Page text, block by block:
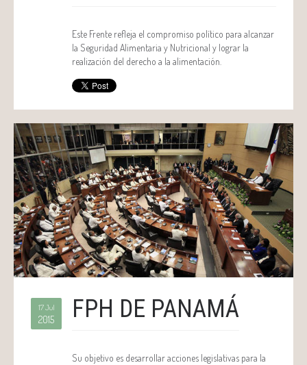
Este Frente refleja el compromiso político para alcanzar
la Seguridad Alimentaria y Nutricional y lograr la
realización del derecho a la alimentación.
17 Jul
2015 FPH DE PANAMÁ
Su objetivo es desarrollar acciones legislativas para la